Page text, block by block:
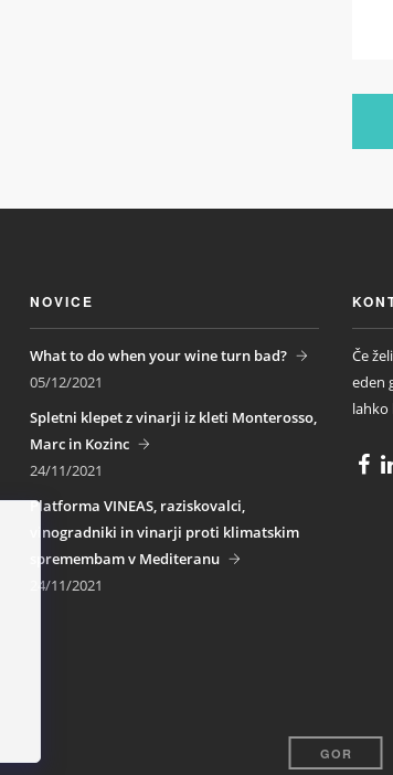
NOVICE
What to do when your wine turn bad?
05/12/2021
Spletni klepet z vinarji iz kleti Monterosso,
Marc in Kozinc
24/11/2021
Platforma VINEAS, raziskovalci,
vinogradniki in vinarji proti klimatskim
spremembam v Mediteranu
24/11/2021
Če
eden
GOR